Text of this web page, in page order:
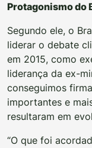
Protagonismo do
Segundo ele, o
liderar o debate
em 2015, como
liderança da ex-
conseguimos
importantes e
resultaram em
“O que foi